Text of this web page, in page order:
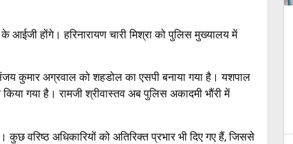
होंगे। हरिनारायण चारी मिश्रा को पुलिस मुख्यालय में
कुमार अग्रवाल को शहडोल का एसपी बनाया गया है। यशपाल
गया है। रामजी श्रीवास्तव अब पुलिस अकादमी भौंरी में
वरिष्ठ अधिकारियों को अतिरिक्त प्रभार भी दिए गए हैं, जिससे